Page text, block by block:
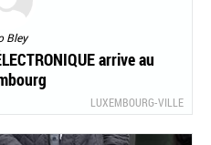
Bley
arrive au
LUXEMBOURG-VILLE